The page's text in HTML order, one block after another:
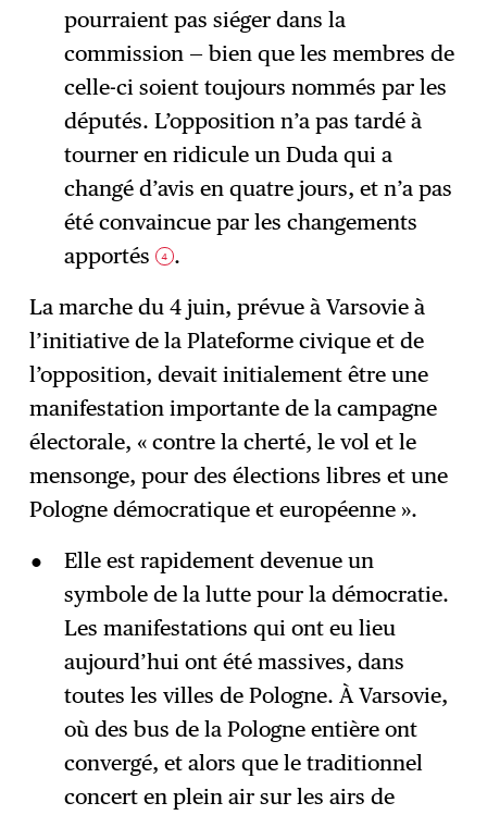
pourraient pas siéger dans la
commission — bien que les membres de
celle-ci soient toujours nommés par les
députés. L’opposition n’a pas tardé à
tourner en ridicule un Duda qui a
changé d’avis en quatre jours, et n’a pas
été convaincue par les changements
apportés
4 .
La marche du 4 juin, prévue à Varsovie à
l’initiative de la Plateforme civique et de
l’opposition, devait initialement être une
manifestation importante de la campagne
électorale, « contre la cherté, le vol et le
mensonge, pour des élections libres et une
Pologne démocratique et européenne ».
Elle est rapidement devenue un
symbole de la lutte pour la démocratie.
Les manifestations qui ont eu lieu
aujourd’hui ont été massives, dans
toutes les villes de Pologne. À Varsovie,
où des bus de la Pologne entière ont
convergé, et alors que le traditionnel
concert en plein air sur les airs de